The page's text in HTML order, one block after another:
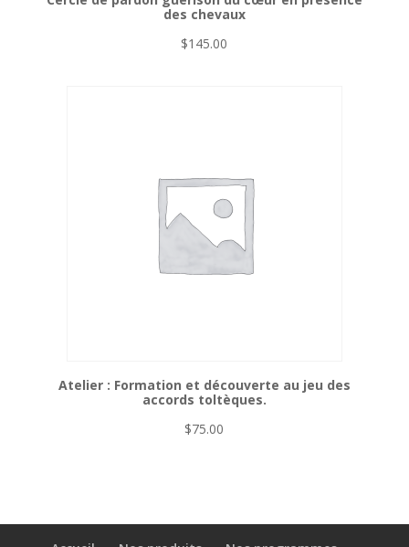
des chevaux
$145.00
Atelier : Formation et découverte au jeu des
accords toltèques.
$75.00